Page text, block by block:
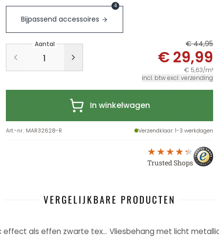
Bijpassend accessoires
4
Aantal € 44,95
€ 29,99
€ 5,63/m²
incl. btw excl. verzending
In winkelwagen
Art.-nr.: MAR32628-R Verzendklaar: 1-3 werkdagen
Trusted Shops
VERGELIJKBARE PRODUCTEN
Vliesbehang met licht metallic effect als effen zwarte textuur